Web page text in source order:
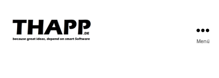
Menü